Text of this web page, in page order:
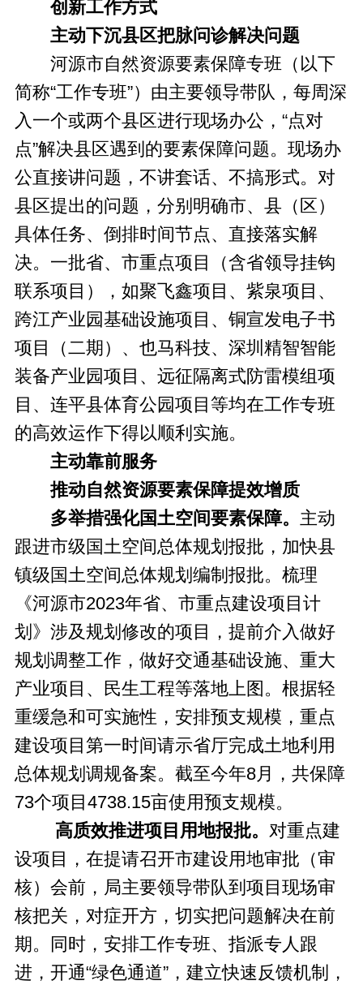
创新工作方式
主动下沉县区把脉问诊解决问题
河源市自然资源要素保障专班（以下
简称“工作专班”）由主要领导带队，每周深
入一个或两个县区进行现场办公，“点对
点”解决县区遇到的要素保障问题。现场办
公直接讲问题，不讲套话、不搞形式。对
县区提出的问题，分别明确市、县（区）
具体任务、倒排时间节点、直接落实解
决。一批省、市重点项目（含省领导挂钩
联系项目），如聚飞鑫项目、紫泉项目、
跨江产业园基础设施项目、铜宣发电子书
项目（二期）、也马科技、深圳精智智能
装备产业园项目、远征隔离式防雷模组项
目、连平县体育公园项目等均在工作专班
的高效运作下得以顺利实施。
主动靠前服务
推动自然资源要素保障提效增质
多举措强化国土空间要素保障。 主动
跟进市级国土空间总体规划报批，加快县
镇级国土空间总体规划编制报批。梳理
《河源市2023年省、市重点建设项目计
划》涉及规划修改的项目，提前介入做好
规划调整工作，做好交通基础设施、重大
产业项目、民生工程等落地上图。根据轻
重缓急和可实施性，安排预支规模，重点
建设项目第一时间请示省厅完成土地利用
总体规划调规备案。截至今年8月，共保障
73个项目4738.15亩使用预支规模。
高质效推进项目用地报批。 对重点建
设项目，在提请召开市建设用地审批（审
核）会前，局主要领导带队到项目现场审
核把关，对症开方，切实把问题解决在前
期。同时，安排工作专班、指派专人跟
进，开通“绿色通道”，建立快速反馈机制，